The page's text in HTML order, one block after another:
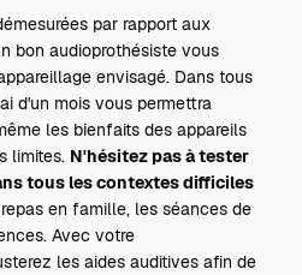
par rapport aux
bon audioprothésiste vous
envisagé. Dans tous
d'un mois vous permettra
les bienfaits des appareils
limites. N'hésitez pas à tester
tous les contextes difficiles
en famille, les séances de
Avecvotre
les aides auditives afin de